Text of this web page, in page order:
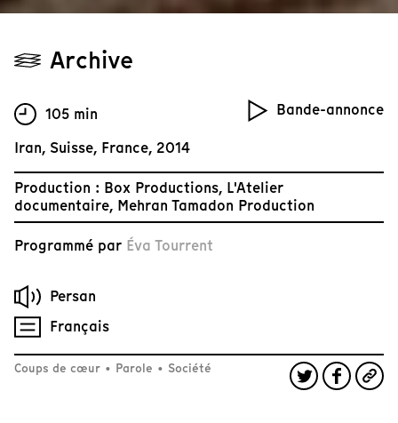
Archive
Bande-annonce
105 min
Iran, Suisse, France, 2014
Production : Box Productions, L'Atelier
documentaire, Mehran Tamadon Production
Programmé par Éva Tourrent
Persan
Français
Coups de cœur • Parole • Société